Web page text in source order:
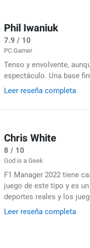
Phil Iwaniuk
7.9 / 10
PC Gamer
Tenso y envolvente,
espectáculo. Una base
Leer reseña completa
Chris White
8 / 10
God is a Geek
F1 Manager 2022 tiene
juego de este tipo y es
deportes reales y los
Leer reseña completa